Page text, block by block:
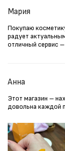
Мария
Покупаю
радует
отличный сервис
Анна
Этот магазин –
довольна каждой